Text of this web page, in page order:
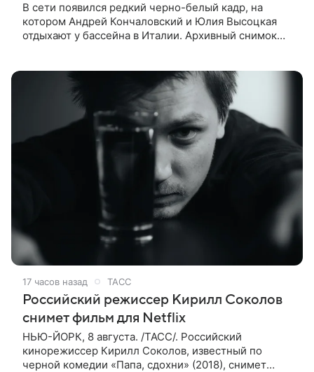
В сети появился редкий черно-белый кадр, на
котором Андрей Кончаловский и Юлия Высоцкая
отдыхают у бассейна в Италии. Архивный снимок
17 часов назад ТАСС
Российский режиссер Кирилл Соколов
снимет фильм для Netflix
НЬЮ-ЙОРК, 8 августа. /ТАСС/. Российский
кинорежиссер Кирилл Соколов, известный по
черной комедии «Папа, сдохни» (2018), снимет